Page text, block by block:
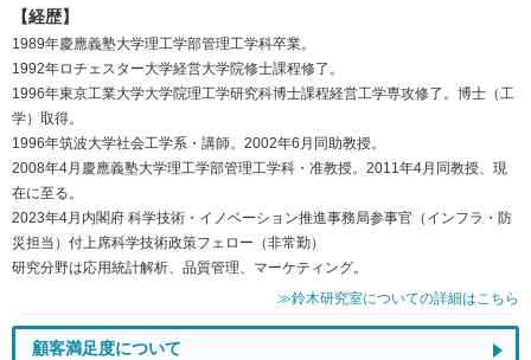
【経歴】
1989年慶應義塾大学理工学部管理工学科卒業。
1992年ロチェスター大学経営大学院修士課程修了。
1996年東京工業大学大学院理工学研究科博士課程経営工学専攻修了。博士（工
学）取得。
1996年筑波大学社会工学系・講師。2002年6月同助教授。
2008年4月慶應義塾大学理工学部管理工学科・准教授。2011年4月同教授、現
在に至る。
2023年4月内閣府 科学技術・イノベーション推進事務局参事官（インフラ・防
災担当）付上席科学技術政策フェロー（非常勤）
研究分野は応用統計解析、品質管理、マーケティング。
≫鈴木研究室についての詳細はこちら
顧客満足度について